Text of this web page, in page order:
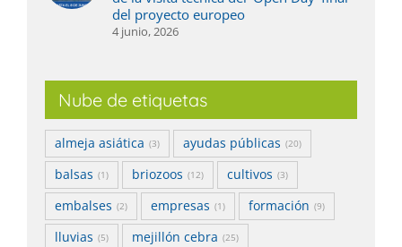
del proyecto europeo
4 junio, 2026
Nube de etiquetas
almeja asiática (3) ayudas públicas (20)
balsas (1) briozoos (12) cultivos (3)
embalses (2) empresas (1) formación (9)
lluvias (5) mejillón cebra (25)